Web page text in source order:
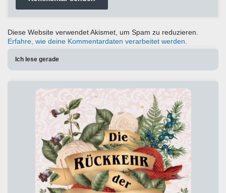
Diese Website verwendet Akismet, um Spam zu reduzieren.
Erfahre, wie deine Kommentardaten verarbeitet werden.
Ich lese gerade